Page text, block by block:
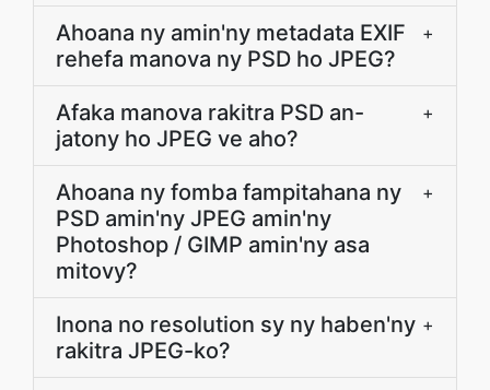
Ahoana ny amin'ny metadata EXIF
rehefa manova ny PSD ho JPEG?
+
Afaka manova rakitra PSD an-
jatony ho JPEG ve aho?
+
Ahoana ny fomba fampitahana ny
PSD amin'ny JPEG amin'ny
Photoshop / GIMP amin'ny asa
mitovy?
+
Inona no resolution sy ny haben'ny
rakitra JPEG-ko?
+